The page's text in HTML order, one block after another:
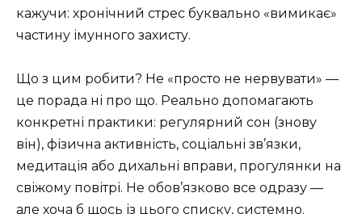
кажучи: хронічний стрес буквально «вимикає»
частину імунного захисту.
Що з цим робити? Не «просто не нервувати» —
це порада ні про що. Реально допомагають
конкретні практики: регулярний сон (знову
він), фізична активність, соціальні зв’язки,
медитація або дихальні вправи, прогулянки на
свіжому повітрі. Не обов’язково все одразу —
але хоча б щось із цього списку, системно.